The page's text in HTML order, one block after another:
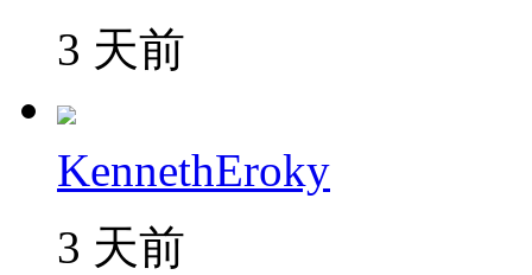
3 天前
KennethEroky
3 天前